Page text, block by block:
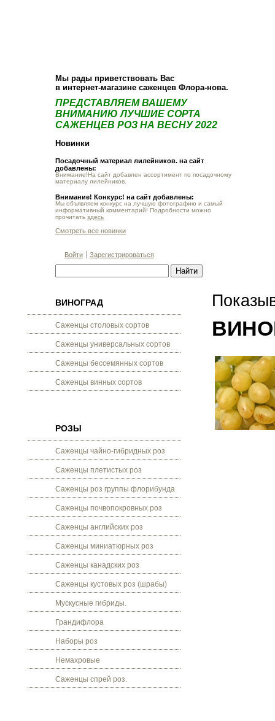
Мы рады приветствовать Вас
в интернет-магазине саженцев Флора-нова.
ПРЕДСТАВЛЯЕМ ВАШЕМУ
ВНИМАНИЮ ЛУЧШИЕ СОРТА
САЖЕНЦЕВ РОЗ НА ВЕСНУ 2022
Новинки
Посадочный материал лилейников. на сайт
добавлены:
Внимание!На сайт добавлен ассортимент по посадочному
материалу лилейников.
Внимание! Конкурс! на сайт добавлены:
Мы объявляем конкурс на лучшую фотографию и самый
информативный комментарий! Подробности можно
прочитать здесь
Смотреть все новинки
Войти Зарегистрироваться
ВИНОГРАД
Саженцы столовых сортов
Саженцы универсальных сортов
Саженцы бессемянных сортов
Саженцы винных сортов
РОЗЫ
Саженцы чайно-гибридных роз
Саженцы плетистых роз
Саженцы роз группы флорибунда
Саженцы почвопокровных роз
Саженцы английских роз
Саженцы миниатюрных роз
Саженцы канадских роз
Саженцы кустовых роз (шрабы)
Мускусные гибриды.
Грандифлора
Наборы роз
Немахровые
Саженцы спрей роз.